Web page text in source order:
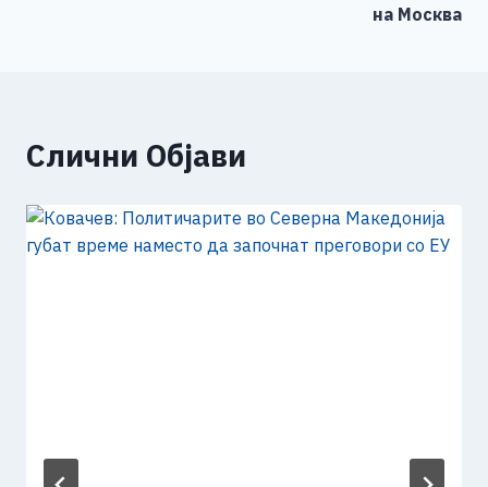
на Москва
Слични Објави